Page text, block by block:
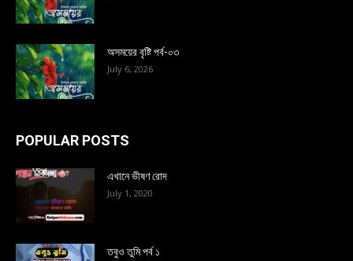
অসময়ের বৃষ্টি পর্ব-০৩
July 6, 2026
POPULAR POSTS
এখানে ভীষণ রোদ
July 1, 2020
তবুও তুমি পর্ব ১